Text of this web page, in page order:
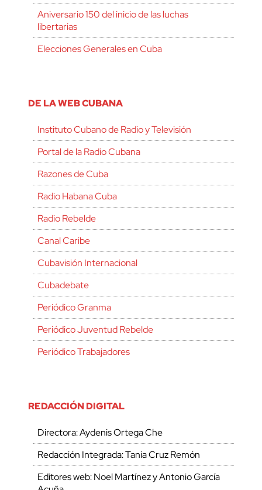
Aniversario 150 del inicio de las luchas
libertarias
Elecciones Generales en Cuba
DE LA WEB CUBANA
Instituto Cubano de Radio y Televisión
Portal de la Radio Cubana
Razones de Cuba
Radio Habana Cuba
Radio Rebelde
Canal Caribe
Cubavisión Internacional
Cubadebate
Periódico Granma
Periódico Juventud Rebelde
Periódico Trabajadores
REDACCIÓN DIGITAL
Directora: Aydenis Ortega Che
Redacción Integrada: Tania Cruz Remón
Editores web: Noel Martínez y Antonio García